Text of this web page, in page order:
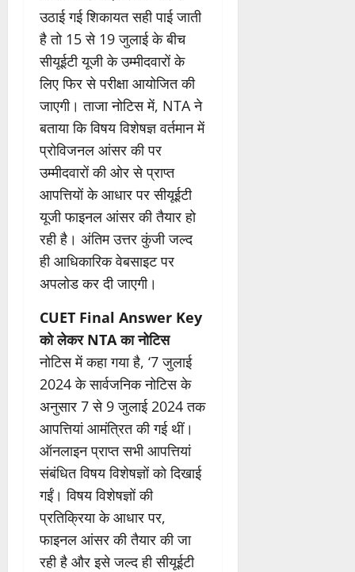
उठाई गई शिकायत सही पाई जाती
है तो 15 से 19 जुलाई के बीच
सीयूईटी यूजी के उम्मीदवारों के
लिए फिर से परीक्षा आयोजित की
जाएगी। ताजा नोटिस में, NTA ने
बताया कि विषय विशेषज्ञ वर्तमान में
प्रोविजनल आंसर की पर
उम्मीदवारों की ओर से प्राप्त
आपत्तियों के आधार पर सीयूईटी
यूजी फाइनल आंसर की तैयार हो
रही है। अंतिम उत्तर कुंजी जल्द
ही आधिकारिक वेबसाइट पर
अपलोड कर दी जाएगी।
CUET Final Answer Key
को लेकर NTA का नोटिस
नोटिस में कहा गया है, ‘7 जुलाई
2024 के सार्वजनिक नोटिस के
अनुसार 7 से 9 जुलाई 2024 तक
आपत्तियां आमंत्रित की गई थीं।
ऑनलाइन प्राप्त सभी आपत्तियां
संबंधित विषय विशेषज्ञों को दिखाई
गईं। विषय विशेषज्ञों की
प्रतिक्रिया के आधार पर,
फाइनल आंसर की तैयार की जा
रही है और इसे जल्द ही सीयूईटी